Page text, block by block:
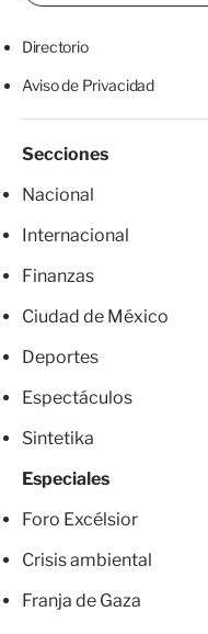
Directorio
Aviso de Privacidad
Secciones
Nacional
Internacional
Finanzas
Ciudad de México
Deportes
Espectáculos
Sintetika
Especiales
Foro Excélsior
Crisis ambiental
Franja de Gaza